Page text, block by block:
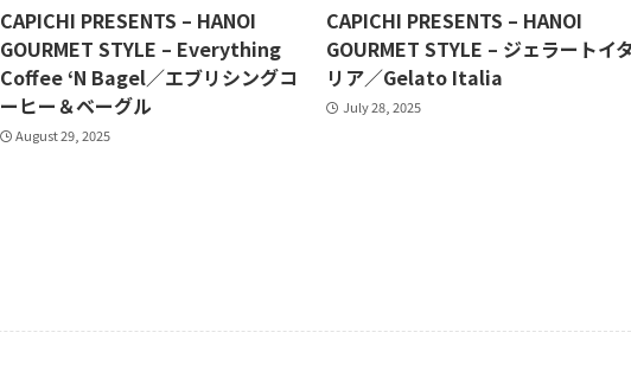
CAPICHI PRESENTS – HANOI
GOURMET STYLE – Everything
Coffee ‘N Bagel／エブリシングコ
ーヒー＆ベーグル
August 29, 2025
CAPICHI PRESENTS – HANOI
GOURMET STYLE – ジェラートイ
リア／Gelato Italia
July 28, 2025